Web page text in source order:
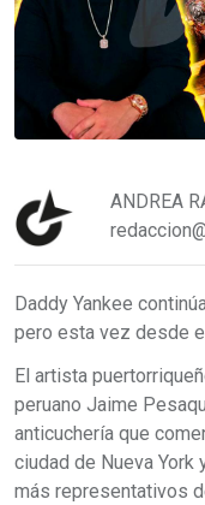
ANDREA
Daddy Yankee
pero esta vez desde
El artista
peruano Jaime
anticuchería que
ciudad de Nueva
más representativos